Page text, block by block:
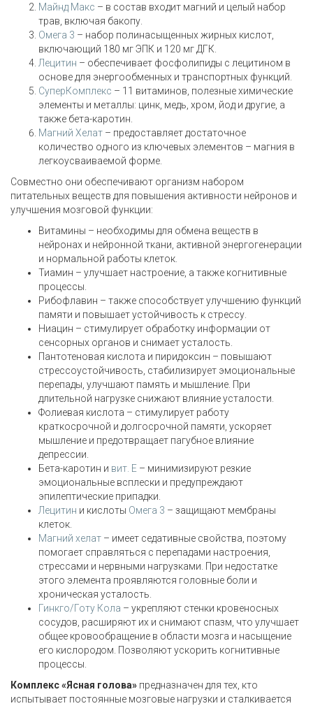
Майнд Макс – в состав входит магний и целый набор
трав, включая бакопу.
Омега 3 – набор полинасыщенных жирных кислот,
включающий 180 мг ЭПК и 120 мг ДГК.
Лецитин – обеспечивает фосфолипиды с лецитином в
основе для энергообменных и транспортных функций.
СуперКомплекс – 11 витаминов, полезные химические
элементы и металлы: цинк, медь, хром, йод и другие, а
также бета-каротин.
Магний Хелат – предоставляет достаточное
количество одного из ключевых элементов – магния в
легкоусваиваемой форме.
Совместно они обеспечивают организм набором
питательных веществ для повышения активности нейронов и
улучшения мозговой функции:
Витамины – необходимы для обмена веществ в
нейронах и нейронной ткани, активной энергогенерации
и нормальной работы клеток.
Тиамин – улучшает настроение, а также когнитивные
процессы.
Рибофлавин – также способствует улучшению функций
памяти и повышает устойчивость к стрессу.
Ниацин – стимулирует обработку информации от
сенсорных органов и снимает усталость.
Пантотеновая кислота и пиридоксин – повышают
стрессоустойчивость, стабилизирует эмоциональные
перепады, улучшают память и мышление. При
длительной нагрузке снижают влияние усталости.
Фолиевая кислота – стимулирует работу
краткосрочной и долгосрочной памяти, ускоряет
мышление и предотвращает пагубное влияние
депрессии.
Бета-каротин и вит. Е – минимизируют резкие
эмоциональные всплески и предупреждают
эпилептические припадки.
Лецитин и кислоты Омега 3 – защищают мембраны
клеток.
Магний хелат – имеет седативные свойства, поэтому
помогает справляться с перепадами настроения,
стрессами и нервными нагрузками. При недостатке
этого элемента проявляются головные боли и
хроническая усталость.
Гинкго/Готу Кола – укрепляют стенки кровеносных
сосудов, расширяют их и снимают спазм, что улучшает
общее кровообращение в области мозга и насыщение
его кислородом. Позволяют ускорить когнитивные
процессы.
Комплекс «Ясная голова» предназначен для тех, кто
испытывает постоянные мозговые нагрузки и сталкивается